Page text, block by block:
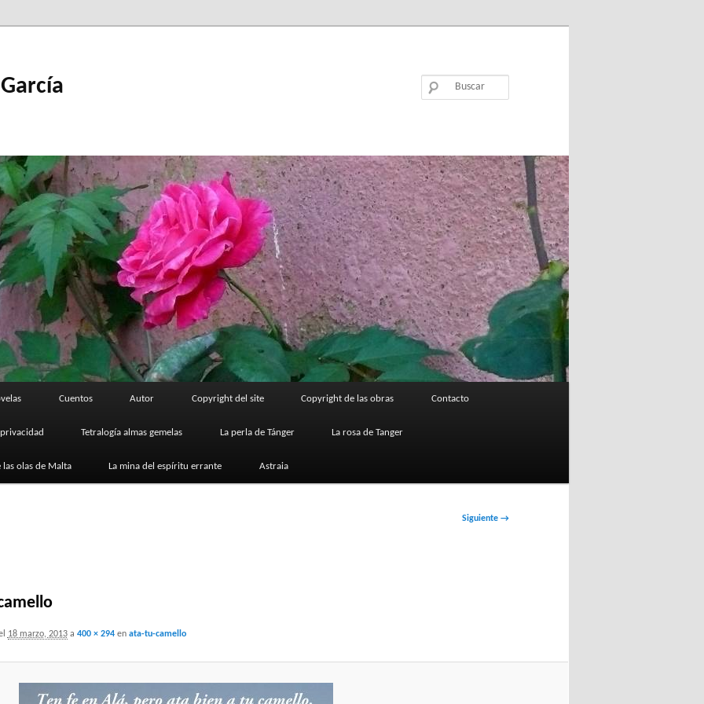
Cuentos Autor Copyright del site Copyright de las obras Contacto
Tetralogía almas gemelas La perla de Tánger La rosa de Tanger
las olas de Malta La mina del espíritu errante Astraia
Siguiente →
18 marzo, 2013a 400 × 294en ata-tu-camello